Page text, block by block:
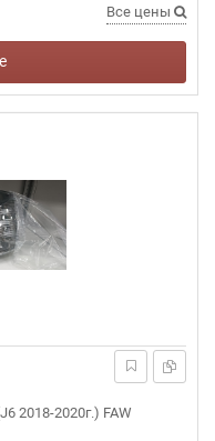
Все цены
2018-2020г.) FAW